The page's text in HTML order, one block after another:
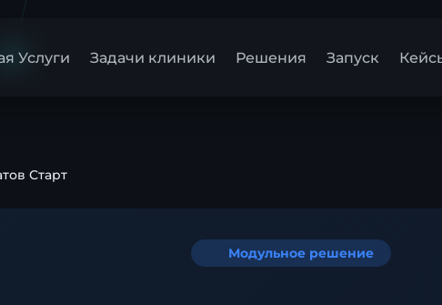
Услуги Задачи клиники Решения Запуск
Старт
Модульное решение